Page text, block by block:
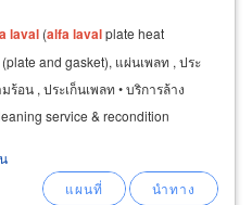
laval (alfa lavalplate heat
and gasket), แผ่นเพลท , ประ
อน , ประเก็นเพลท • บริการล้าง
service & recondition